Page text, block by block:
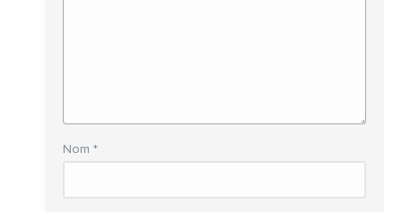
Nom *